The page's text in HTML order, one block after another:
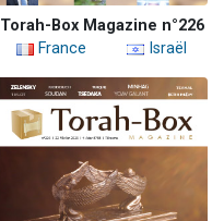
Torah-Box Magazine n°226
France
Israël